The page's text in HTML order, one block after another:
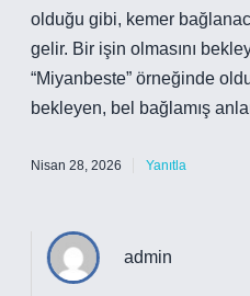
olduğu gibi, kemer
gelir. Bir işin olmasını
“Miyanbeste” örneğinde
bekleyen, bel bağlamış
Nisan 28, 2026 Yanıtla
admin